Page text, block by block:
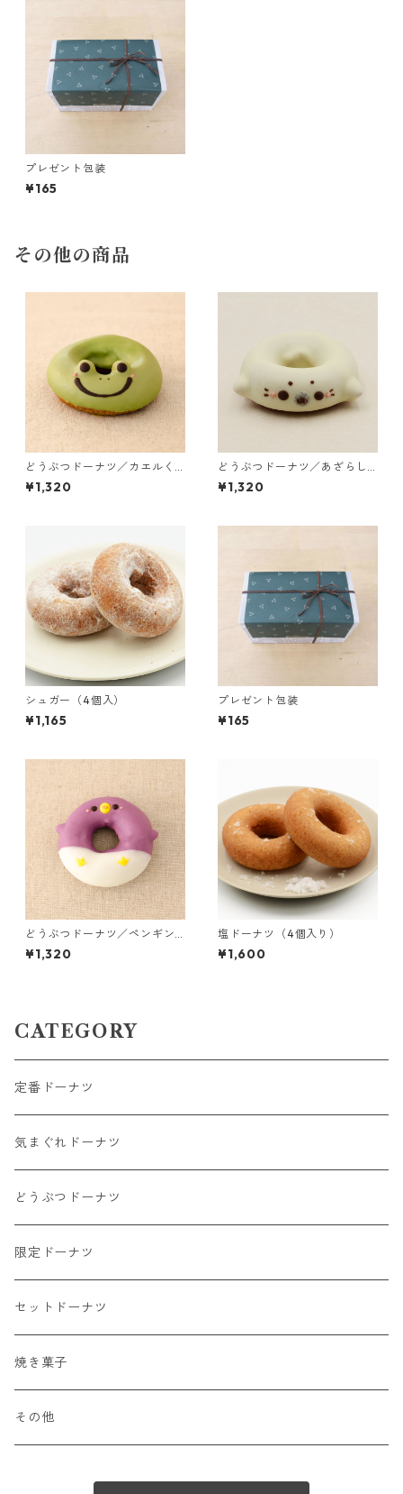
プレゼント包装
¥165
その他の商品
どうぶつドーナツ／カエルく
ん（3個入り）
¥1,320
どうぶつドーナツ／あざらし
（3個入り）
¥1,320
シュガー（4個入）
¥1,165
プレゼント包装
¥165
どうぶつドーナツ／ペンギン
（3個入り）
¥1,320
塩ドーナツ（4個入り）
¥1,600
CATEGORY
定番ドーナツ
気まぐれドーナツ
どうぶつドーナツ
限定ドーナツ
セットドーナツ
焼き菓子
その他